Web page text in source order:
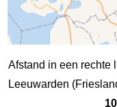
Afstand in een rechte
Leeuwarden